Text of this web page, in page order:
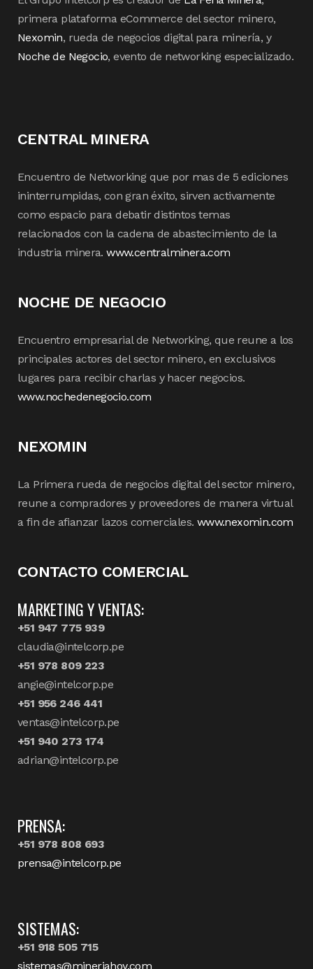
primera plataforma eCommerce del sector minero,
Nexomin, rueda de negocios digital para minería, y
Noche de Negocio, evento de networking especializado.
CENTRAL MINERA
Encuentro de Networking que por mas de 5 ediciones
ininterrumpidas, con gran éxito, sirven activamente
como espacio para debatir distintos temas
relacionados con la cadena de abastecimiento de la
industria minera.www.centralminera.com
NOCHE DE NEGOCIO
Encuentro empresarial de Networking, que reune a los
principales actores del sector minero, en exclusivos
lugares para recibir charlas y hacer negocios.
www.nochedenegocio.com
NEXOMIN
La Primera rueda de negocios digital del sector minero,
reune a compradores y proveedores de manera virtual
a fin de afianzar lazos comerciales. www.nexomin.com
CONTACTO COMERCIAL
MARKETING Y VENTAS:
+51 947 775 939
claudia@intelcorp.pe
+51 978 809 223
angie@intelcorp.pe
+51 956 246 441
ventas@intelcorp.pe
+51 940 273 174
adrian@intelcorp.pe
PRENSA:
+51 978 808 693
prensa@intelcorp.pe
SISTEMAS:
+51 918 505 715
sistemas@mineriahoy.com